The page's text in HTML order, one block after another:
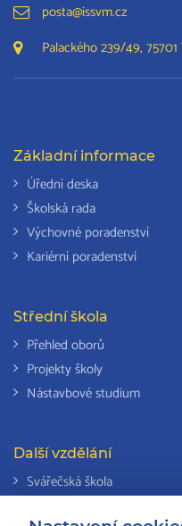
posta@issvm.cz
Palackého 239/49,
Základní informace
Úřední deska
Školská rada
Výchovné poradenství
Kariérní poradenství
Střední škola
Přehled oborů
Projekty školy
Nástavbové studium
Další vzdělání
Svářečská škola